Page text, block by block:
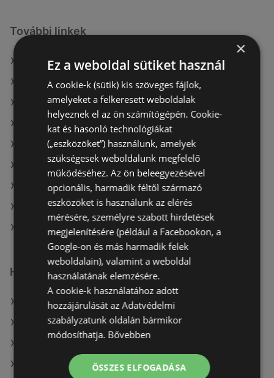
További linkek
A(z) PatikaPlus ajánlatai
A(z) Benu Gyógyszertárak ajánlatai
A(z) Gyöngy Patikak ajánlatai
A(z) Alma Gyógyszertárak aktuális akciós újságjai
A(z) Kulcs patika aktuális akciós újságjai
A(z) Vianni aktuális akciós újságjai
A(z) Avon aktuális akciós újságjai
A(z) Gyöngy Patikak aktuális akciós újságjai
A(z) PatikaPlus üzletei itt: Sopron-Fertődi
Hasonló kiskereskedők
A(z) goods market ajánlatai
A(z) Rossmann ajánlatai
A(z) dm ajánlatai
A(z) Benu Gyógyszertárak ajánlatai
×
Ez a weboldal sütiket használ
A cookie-k (sütik) kis szöveges fájlok,
amelyeket a felkeresett weboldalak
helyeznek el az ön számítógépén. Cookie-
kat és hasonló technológiákat
(„eszközöket”) használunk, amelyek
szükségesek weboldalunk megfelelő
működéséhez. Az ön beleegyezésével
opcionális, harmadik féltől származó
eszközöket is használunk az elérés
mérésére, személyre szabott hirdetések
megjelenítésére (például a Facebookon, a
Google-on és más harmadik felek
weboldalain), valamint a weboldal
használatának elemzésére.
A cookie-k használatához adott
hozzájárulását az Adatvédelmi
szabályzatunk oldalán bármikor
módosíthatja. Bővebben
ÖSSZES ELFOGADÁSA